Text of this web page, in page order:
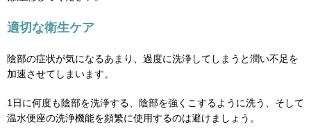
適切な衛生ケア
陰部の症状が気になるあまり、過度に洗浄してしまうと潤い不足を
加速させてしまいます。
1日に何度も陰部を洗浄する、陰部を強くこするように洗う、そして
温水便座の洗浄機能を頻繁に使用するのは避けましょう。